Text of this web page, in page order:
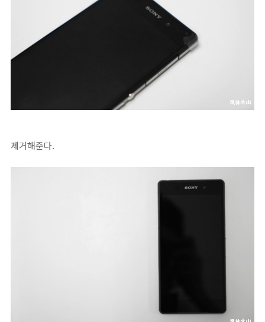
제거해준다.